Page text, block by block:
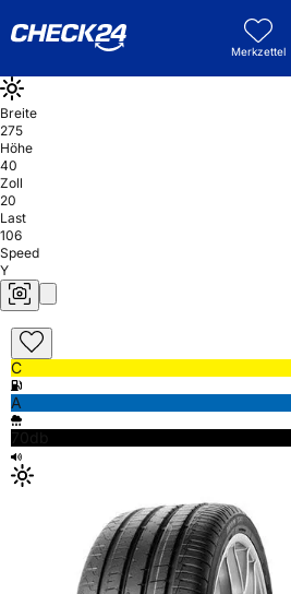
Merkzettel
Breite
275
Höhe
40
Zoll
20
Last
106
Speed
Y
C
A
70db